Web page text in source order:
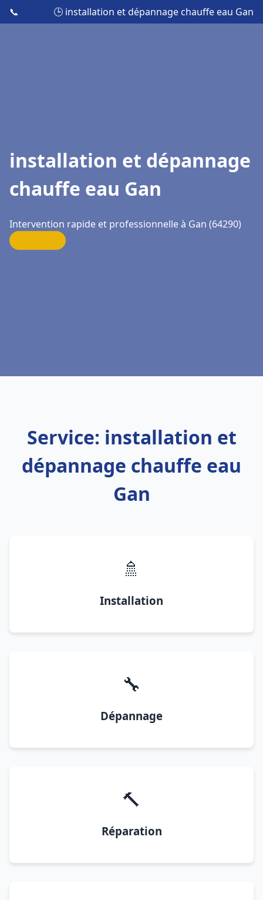
📞 🕒 installation et dépannage chauffe eau Gan
installation et dépannage
chauffe eau Gan
Intervention rapide et professionnelle à Gan (64290)
Service: installation et
dépannage chauffe eau
Gan
🚿
Installation
🔧
Dépannage
🔨
Réparation